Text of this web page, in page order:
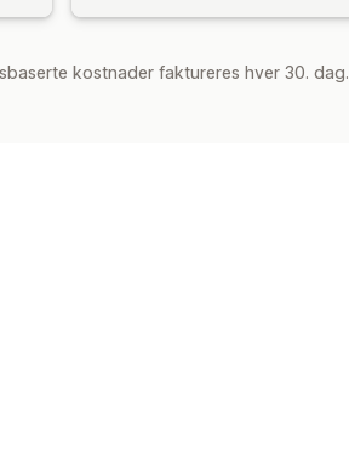
kostnader faktureres hver 30. dag.